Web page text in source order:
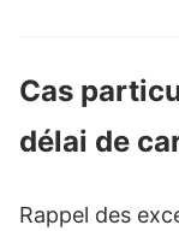
Cas
délai de
Rappel des